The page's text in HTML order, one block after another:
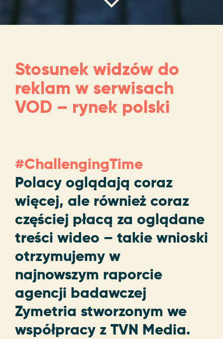
Stosunek widzów do
reklam w serwisach
VOD – rynek polski
#ChallengingTime
Polacy oglądają coraz
więcej, ale również coraz
częściej płacą za oglądane
treści wideo – takie wnioski
otrzymujemy w
najnowszym raporcie
agencji badawczej
Zymetria stworzonym we
współpracy z TVN Media.